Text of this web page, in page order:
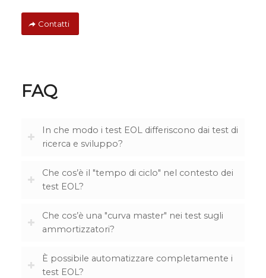
Contatti
FAQ
In che modo i test EOL differiscono dai test di
ricerca e sviluppo?
Che cos’è il "tempo di ciclo" nel contesto dei
test EOL?
Che cos’è una "curva master" nei test sugli
ammortizzatori?
È possibile automatizzare completamente i
test EOL?